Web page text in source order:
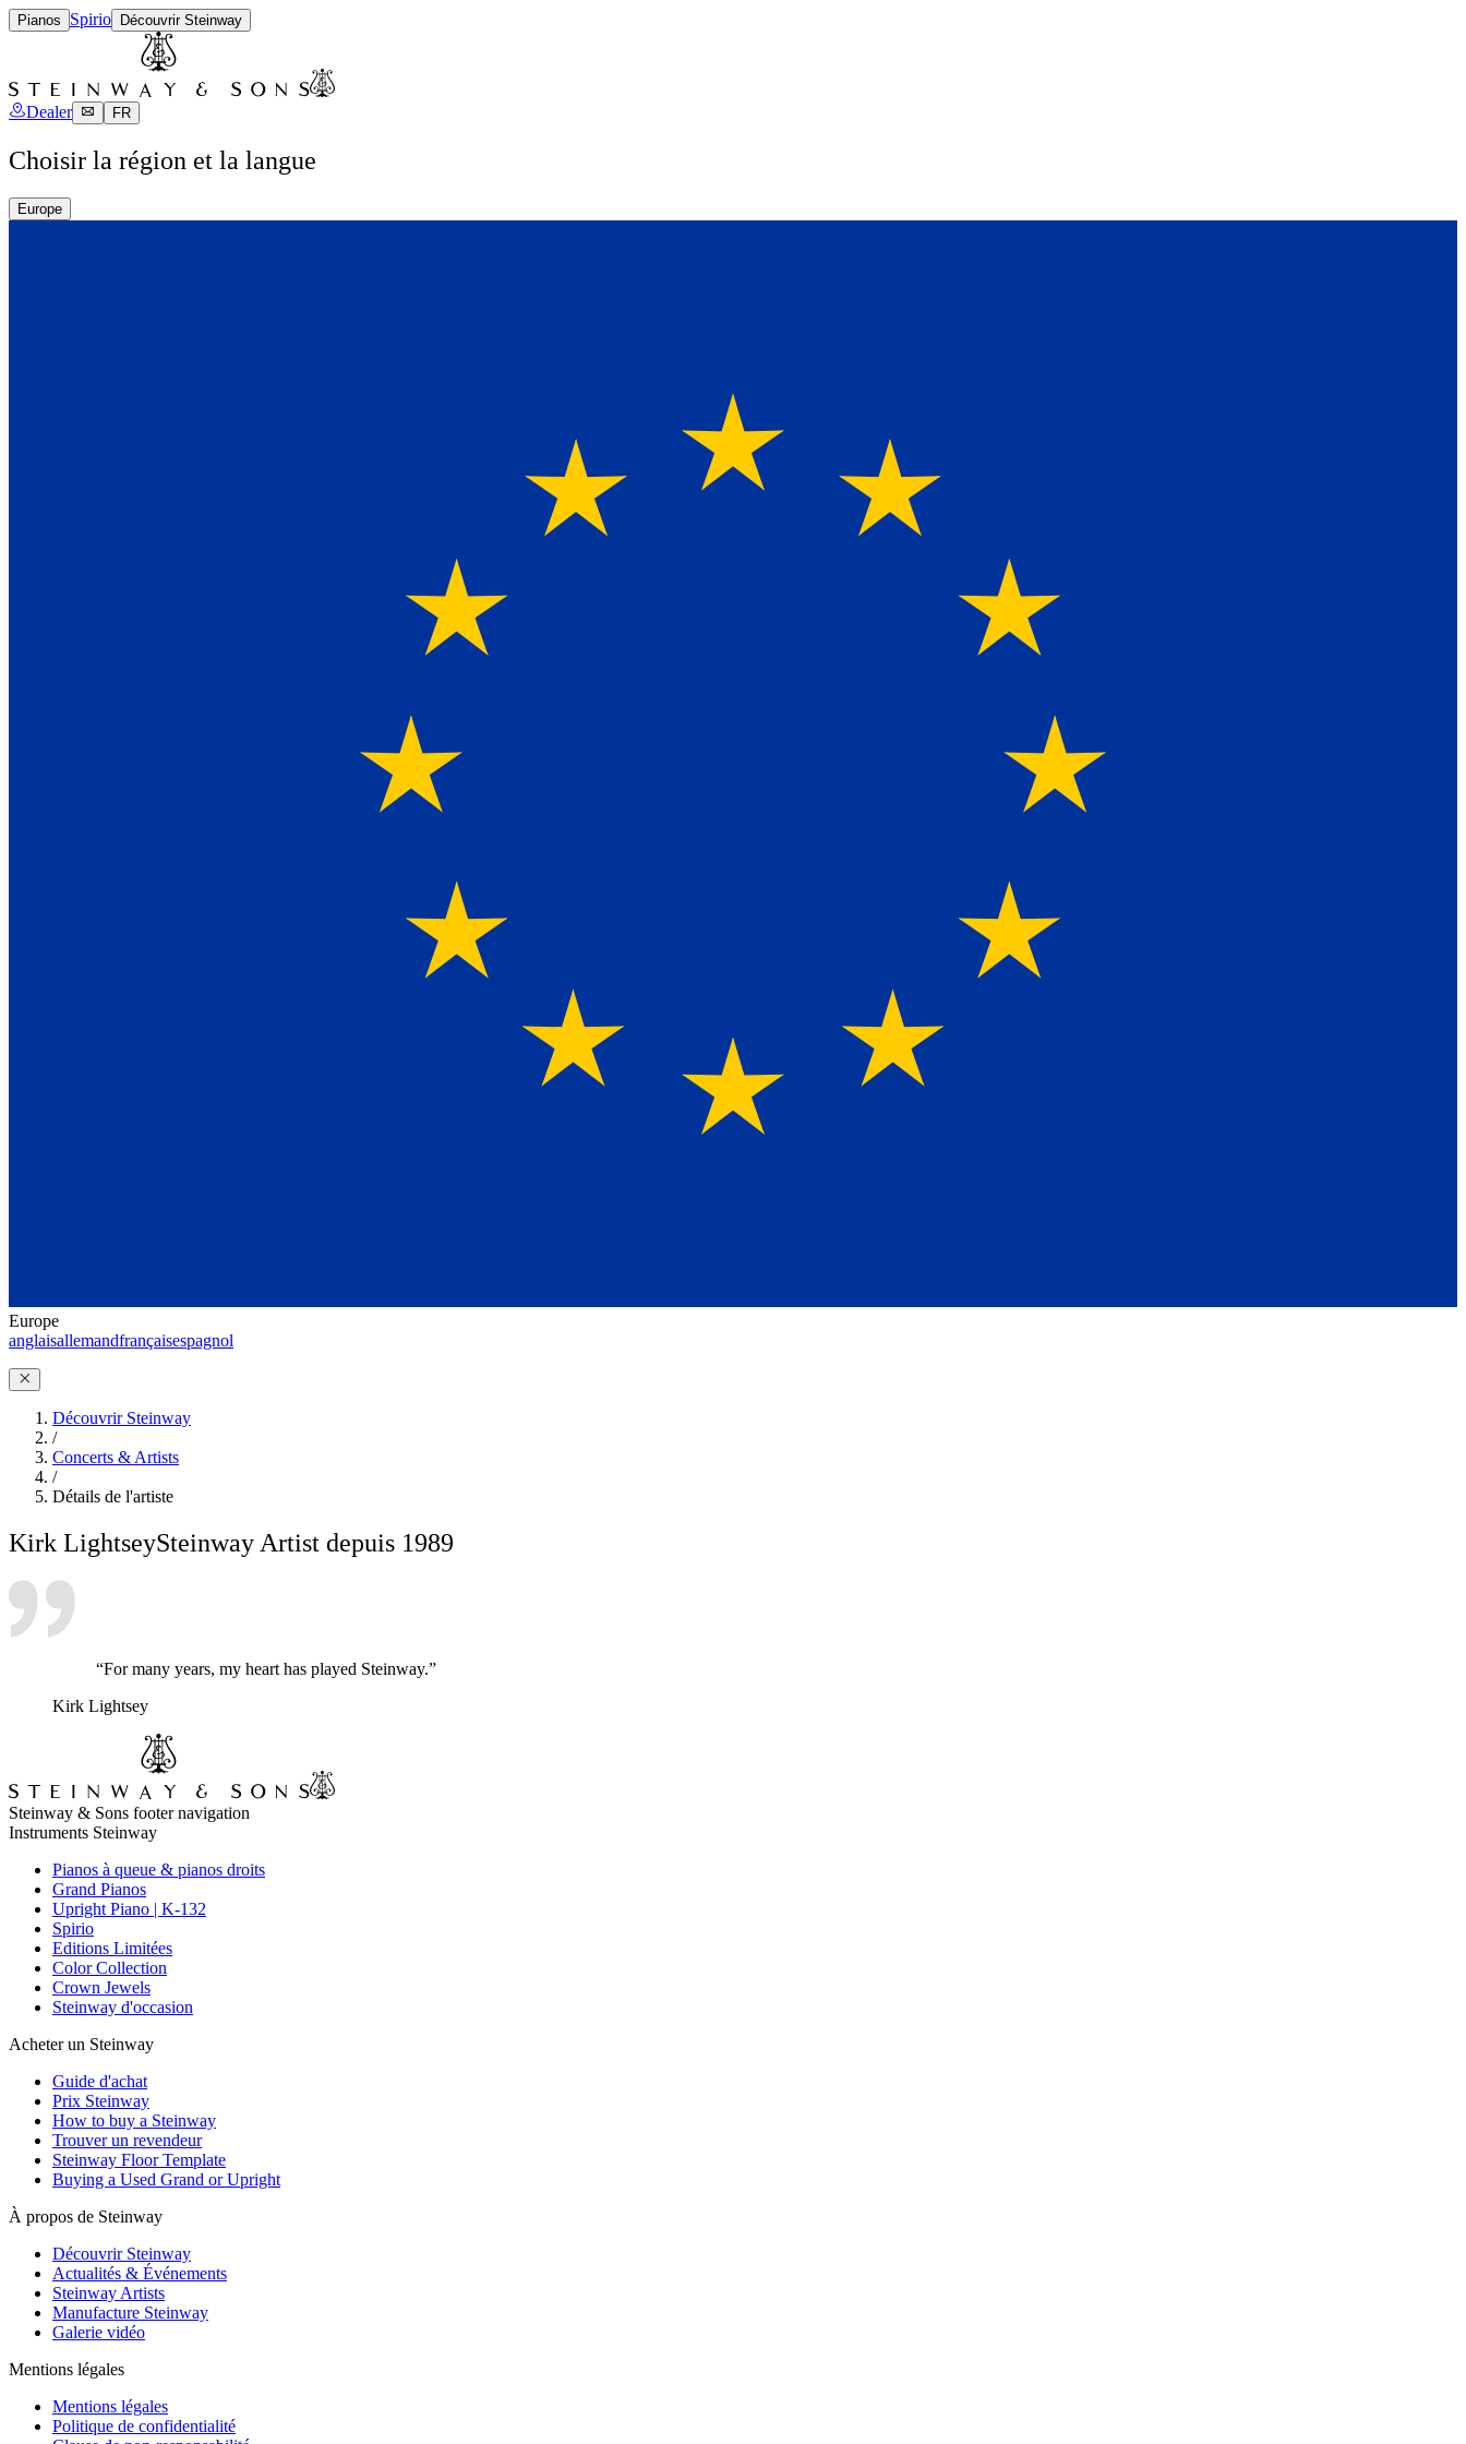
Pianos Spirio Découvrir Steinway
Dealer FR
Choisir la région et la langue
Europe
Europe
anglaisallemandfrançaisespagnol
Découvrir Steinway
/
Concerts & Artists
/
Détails de l'artiste
Kirk LightseySteinway Artist depuis 1989
“For many years, my heart has played Steinway.”
Kirk Lightsey
Steinway & Sons footer navigation
Instruments Steinway
Pianos à queue & pianos droits
Grand Pianos
Upright Piano | K-132
Spirio
Editions Limitées
Color Collection
Crown Jewels
Steinway d'occasion
Acheter un Steinway
Guide d'achat
Prix Steinway
How to buy a Steinway
Trouver un revendeur
Steinway Floor Template
Buying a Used Grand or Upright
À propos de Steinway
Découvrir Steinway
Actualités & Événements
Steinway Artists
Manufacture Steinway
Galerie vidéo
Mentions légales
Mentions légales
Politique de confidentialité